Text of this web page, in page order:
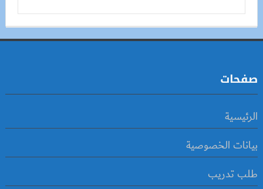
صفحات
الرئيسية
بيانات الخصوصية
طلب تدريب